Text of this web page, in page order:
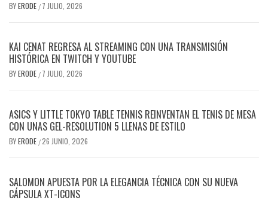
BYERODE / 7 JULIO, 2026
KAI CENAT REGRESA AL STREAMING CON UNA TRANSMISIÓN
HISTÓRICA EN TWITCH Y YOUTUBE
BYERODE / 7 JULIO, 2026
ASICS Y LITTLE TOKYO TABLE TENNIS REINVENTAN EL TENIS DE MESA
CON UNAS GEL-RESOLUTION 5 LLENAS DE ESTILO
BYERODE /26 JUNIO, 2026
SALOMON APUESTA POR LA ELEGANCIA TÉCNICA CON SU NUEVA
CÁPSULA XT-ICONS